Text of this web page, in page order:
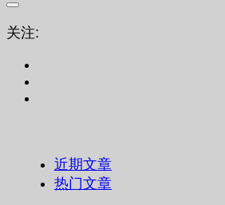
关注:
近期文章
热门文章